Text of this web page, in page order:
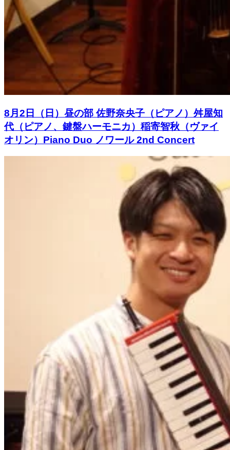
8月2日（日）昼の部 佐野奈央子（ピアノ）舛屋知
代（ピアノ、鍵盤ハーモニカ）稲寄智秋（ヴァイ
オリン）Piano Duo ノワール 2nd Concert